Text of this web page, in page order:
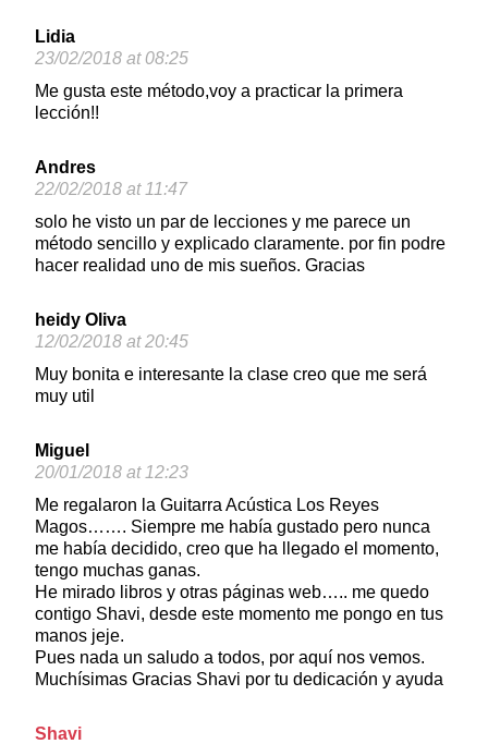
Lidia
23/02/2018 at 08:25
Me gusta este método,voy a practicar la primera
lección!!
Andres
22/02/2018 at 11:47
solo he visto un par de lecciones y me parece un
método sencillo y explicado claramente. por fin podre
hacer realidad uno de mis sueños. Gracias
heidy Oliva
12/02/2018 at 20:45
Muy bonita e interesante la clase creo que me será
muy util
Miguel
20/01/2018 at 12:23
Me regalaron la Guitarra Acústica Los Reyes
Magos……. Siempre me había gustado pero nunca
me había decidido, creo que ha llegado el momento,
tengo muchas ganas.
He mirado libros y otras páginas web….. me quedo
contigo Shavi, desde este momento me pongo en tus
manos jeje.
Pues nada un saludo a todos, por aquí nos vemos.
Muchísimas Gracias Shavi por tu dedicación y ayuda
Shavi